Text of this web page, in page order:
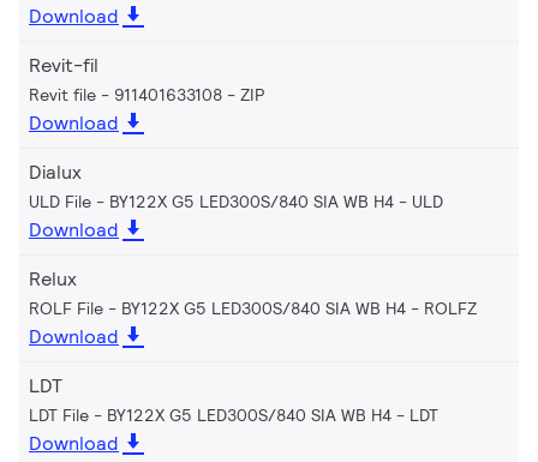
Download
Revit-fil
Revit file - 911401633108 ZIP
Download
Dialux
ULD File - BY122X G5 LED300S/840 SIA WB H4 ULD
Download
Relux
ROLF File - BY122X G5 LED300S/840 SIA WB H4 ROLFZ
Download
LDT
LDT File - BY122X G5 LED300S/840 SIA WB H4 LDT
Download